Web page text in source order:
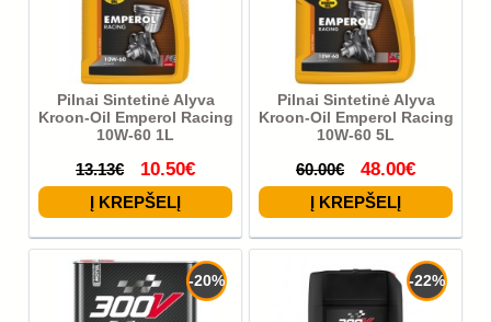
Pilnai Sintetinė Alyva
Kroon-Oil Emperol Racing
10W-60 1L
13.13€ 10.50€
Pilnai Sintetinė Alyva
Kroon-Oil Emperol Racing
10W-60 5L
60.00€ 48.00€
-20% -22%